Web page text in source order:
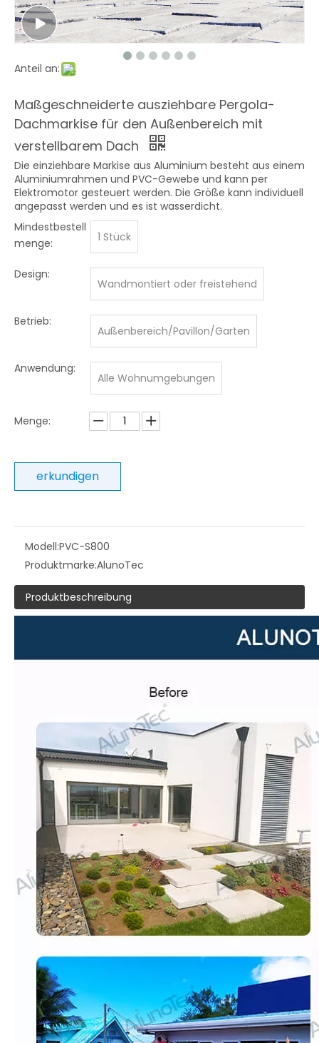
Anteil an:
Maßgeschneiderte ausziehbare Pergola-
Dachmarkise für den Außenbereich mit
verstellbarem Dach
Die einziehbare Markise aus Aluminium besteht aus einem
Aluminiumrahmen und PVC-Gewebe und kann per
Elektromotor gesteuert werden. Die Größe kann individuell
angepasst werden und es ist wasserdicht.
Mindestbestell
menge:
1 Stück
Design:
Wandmontiert oder freistehend
Betrieb:
Außenbereich/Pavillon/Garten
Anwendung:
Alle Wohnumgebungen
Menge:
erkundigen
Modell:PVC-S800
Produktmarke:AlunoTec
Produktbeschreibung